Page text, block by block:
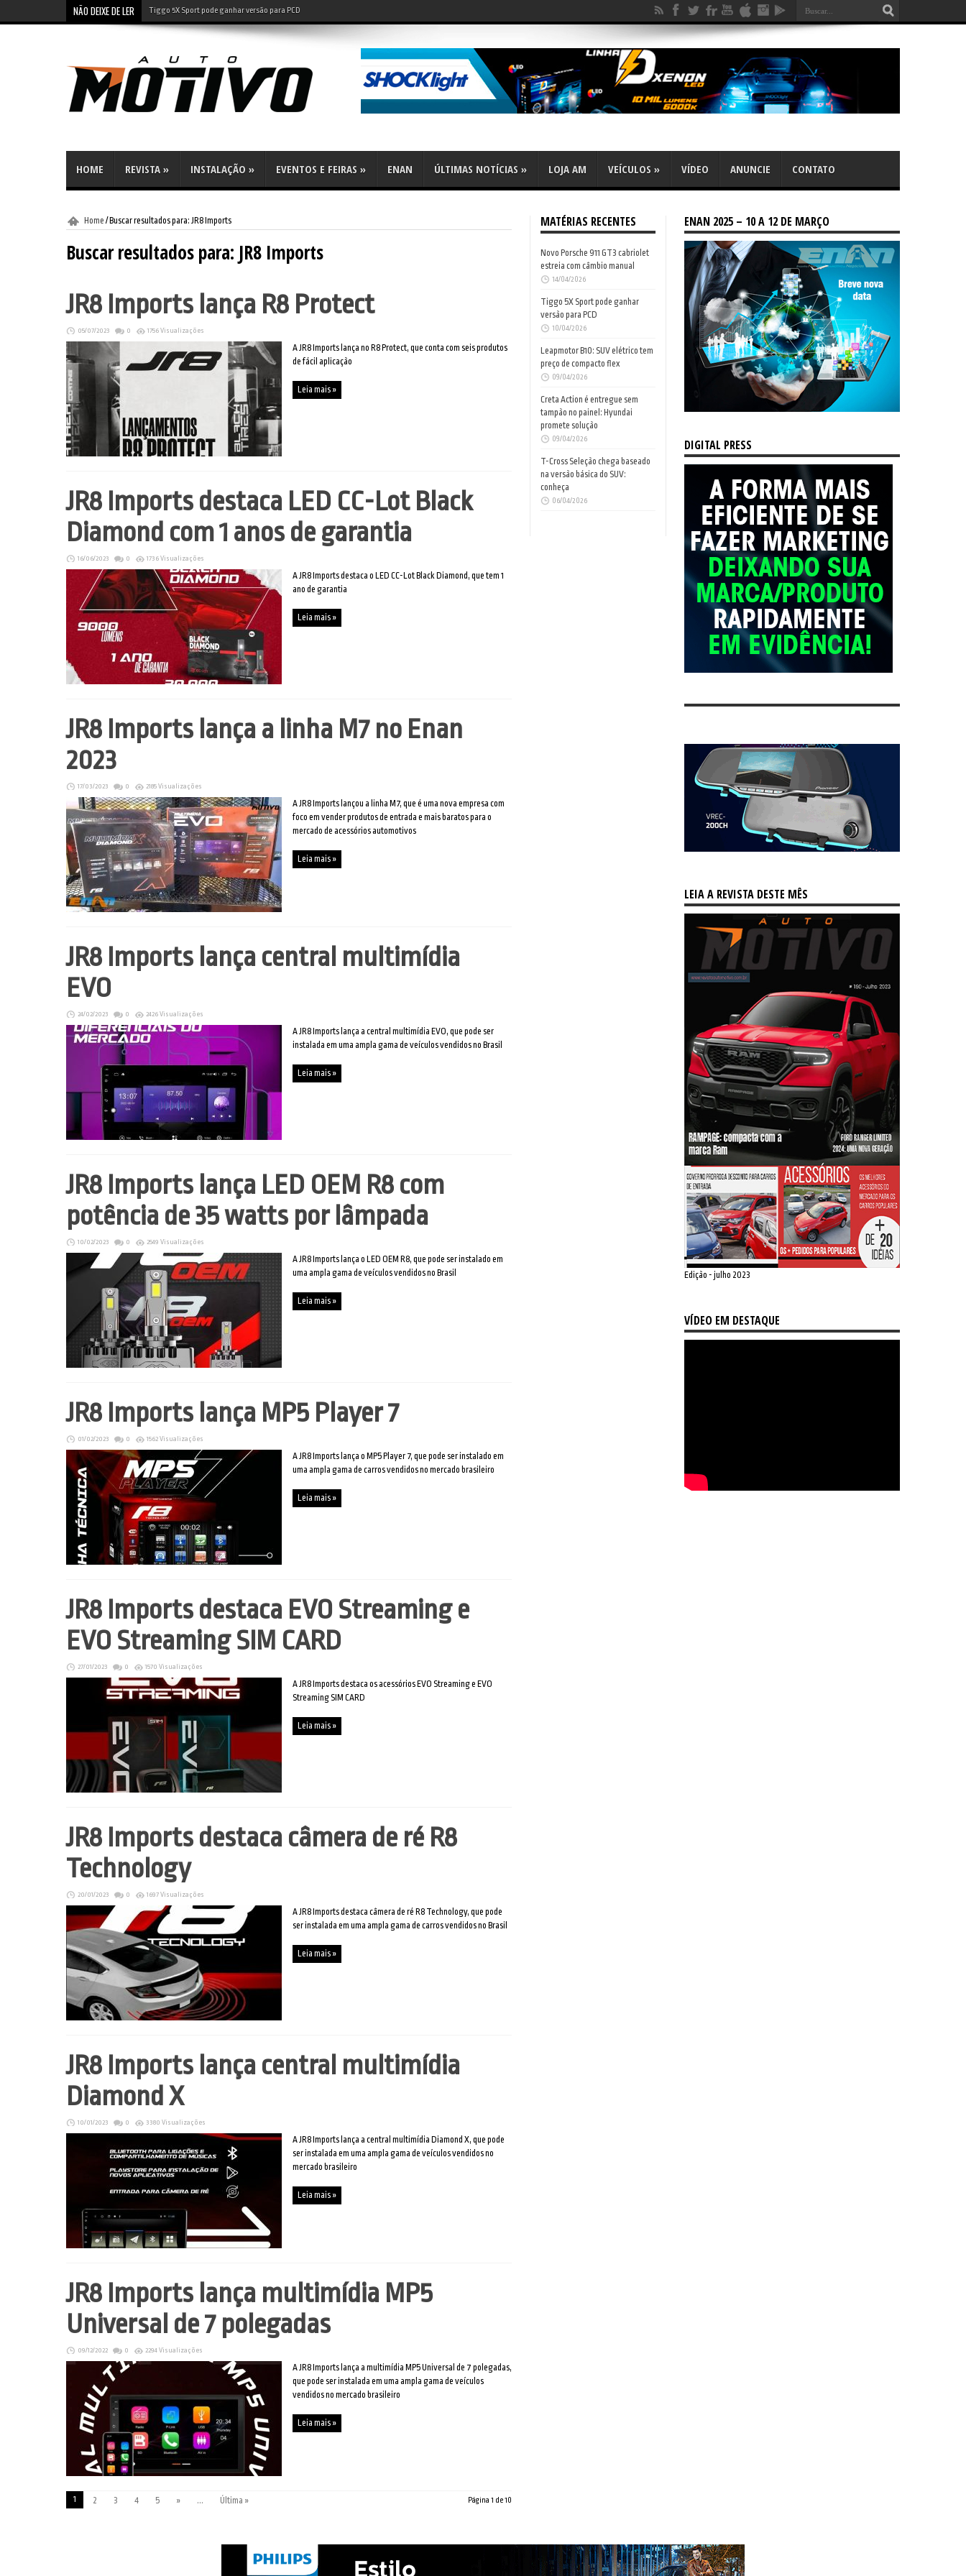
NÃO DEIXE DE LER Leapmotor B10: SUV elétrico tem preço de compacto flex
HOME REVISTA » INSTALAÇÃO » EVENTOS E FEIRAS » ENAN ÚLTIMAS NOTÍCIAS » LOJA AM VEÍCULOS » VÍDEO ANUNCIE CONTATO
Home / Buscar resultados para: JR8 Imports
Buscar resultados para: JR8 Imports
JR8 Imports lança R8 Protect
05/07/2023 0 1756 Visualizações
A JR8 Imports lança no R8 Protect, que conta com seis produtos
de fácil aplicação
Leia mais »
JR8 Imports destaca LED CC-Lot Black
Diamond com 1 anos de garantia
16/06/2023 0 1736 Visualizações
A JR8 Imports destaca o LED CC-Lot Black Diamond, que tem 1
ano de garantia
Leia mais »
JR8 Imports lança a linha M7 no Enan
2023
17/03/2023 0 2185 Visualizações
A JR8 Imports lançou a linha M7, que é uma nova empresa com
foco em vender produtos de entrada e mais baratos para o
mercado de acessórios automotivos
Leia mais »
JR8 Imports lança central multimídia
EVO
24/02/2023 0 2426 Visualizações
A JR8 Imports lança a central multimídia EVO, que pode ser
instalada em uma ampla gama de veículos vendidos no Brasil
Leia mais »
JR8 Imports lança LED OEM R8 com
potência de 35 watts por lâmpada
10/02/2023 0 2549 Visualizações
A JR8 Imports lança o LED OEM R8, que pode ser instalado em
uma ampla gama de veículos vendidos no Brasil
Leia mais »
JR8 Imports lança MP5 Player 7
01/02/2023 0 1562 Visualizações
A JR8 Imports lança o MP5 Player 7, que pode ser instalado em
uma ampla gama de carros vendidos no mercado brasileiro
Leia mais »
JR8 Imports destaca EVO Streaming e
EVO Streaming SIM CARD
27/01/2023 0 1570 Visualizações
A JR8 Imports destaca os acessórios EVO Streaming e EVO
Streaming SIM CARD
Leia mais »
JR8 Imports destaca câmera de ré R8
Technology
20/01/2023 0 1697 Visualizações
A JR8 Imports destaca câmera de ré R8 Technology, que pode
ser instalada em uma ampla gama de carros vendidos no Brasil
Leia mais »
JR8 Imports lança central multimídia
Diamond X
10/01/2023 0 3380 Visualizações
A JR8 Imports lança a central multimídia Diamond X, que pode
ser instalada em uma ampla gama de veículos vendidos no
mercado brasileiro
Leia mais »
JR8 Imports lança multimídia MP5
Universal de 7 polegadas
09/12/2022 0 2294 Visualizações
A JR8 Imports lança a multimídia MP5 Universal de 7 polegadas,
que pode ser instalada em uma ampla gama de veículos
vendidos no mercado brasileiro
Leia mais »
Página 1 de 10
1 2 3 4 5 » ... Última »
MATÉRIAS RECENTES
Novo Porsche 911 GT3 cabriolet
estreia com câmbio manual
14/04/2026
Tiggo 5X Sport pode ganhar
versão para PCD
10/04/2026
Leapmotor B10: SUV elétrico tem
preço de compacto flex
09/04/2026
Creta Action é entregue sem
tampão no painel: Hyundai
promete solução
09/04/2026
T-Cross Seleção chega baseado
na versão básica do SUV:
conheça
06/04/2026
ENAN 2025 – 10 A 12 DE MARÇO
DIGITAL PRESS
LEIA A REVISTA DESTE MÊS
Edição - julho 2023
VÍDEO EM DESTAQUE